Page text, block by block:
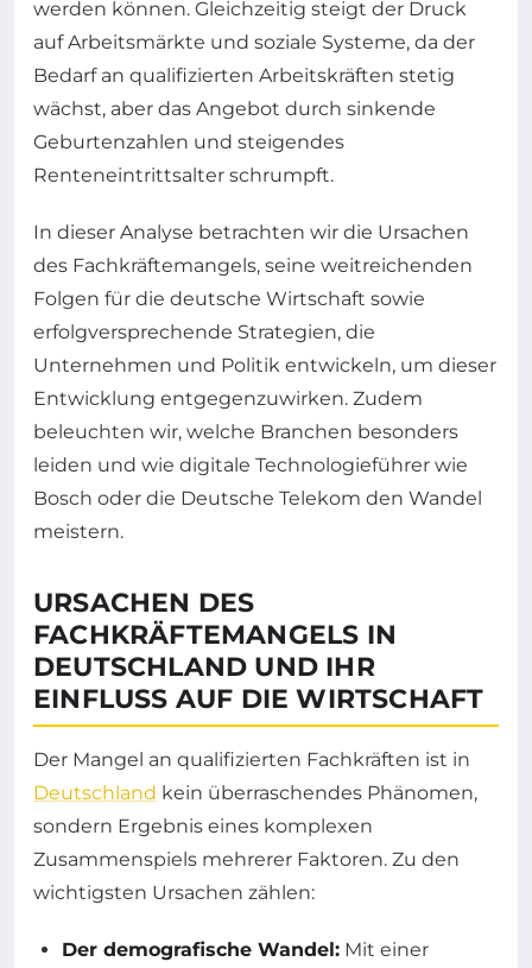
werden können. Gleichzeitig steigt der Druck
auf Arbeitsmärkte und soziale Systeme, da der
Bedarf an qualifizierten Arbeitskräften stetig
wächst, aber das Angebot durch sinkende
Geburtenzahlen und steigendes
Renteneintrittsalter schrumpft.
In dieser Analyse betrachten wir die Ursachen
des Fachkräftemangels, seine weitreichenden
Folgen für die deutsche Wirtschaft sowie
erfolgversprechende Strategien, die
Unternehmen und Politik entwickeln, um dieser
Entwicklung entgegenzuwirken. Zudem
beleuchten wir, welche Branchen besonders
leiden und wie digitale Technologieführer wie
Bosch oder die Deutsche Telekom den Wandel
meistern.
URSACHEN DES
FACHKRÄFTEMANGELS IN
DEUTSCHLAND UND IHR
EINFLUSS AUF DIE WIRTSCHAFT
Der Mangel an qualifizierten Fachkräften ist in
Deutschland kein überraschendes Phänomen,
sondern Ergebnis eines komplexen
Zusammenspiels mehrerer Faktoren. Zu den
wichtigsten Ursachen zählen:
Der demografische Wandel: Mit einer